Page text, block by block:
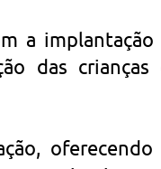
a
das
oferecendo